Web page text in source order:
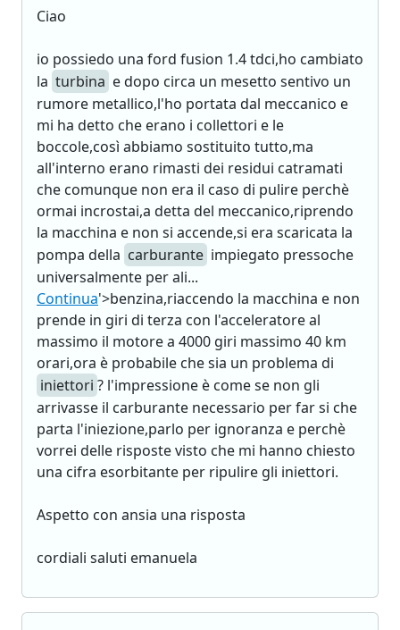
Ciao
io possiedo una ford fusion 1.4 tdci,ho cambiato
la turbina e dopo circa un mesetto sentivo un
rumore metallico,l'ho portata dal meccanico e
mi ha detto che erano i collettori e le
boccole,così abbiamo sostituito tutto,ma
all'interno erano rimasti dei residui catramati
che comunque non era il caso di pulire perchè
ormai incrostai,a detta del meccanico,riprendo
la macchina e non si accende,si era scaricata la
pompa della carburante impiegato pressoche
universalmente per ali...
Continua'>benzina,riaccendo la macchina e non
prende in giri di terza con l'acceleratore al
massimo il motore a 4000 giri massimo 40 km
orari,ora è probabile che sia un problema di
iniettori ? l'impressione è come se non gli
arrivasse il carburante necessario per far si che
parta l'iniezione,parlo per ignoranza e perchè
vorrei delle risposte visto che mi hanno chiesto
una cifra esorbitante per ripulire gli iniettori.
Aspetto con ansia una risposta
cordiali saluti emanuela